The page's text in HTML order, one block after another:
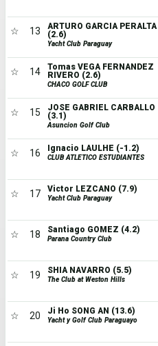
☆ 13
ARTURO GARCIA PERALTA
(2.6)
Yacht Club Paraguay
☆ 14
Tomas VEGA FERNANDEZ
RIVERO (2.6)
CHACO GOLF CLUB
☆ 15
JOSE GABRIEL CARBALLO
(3.1)
Asuncion Golf Club
☆ 16 Ignacio LAULHE (-1.2)
CLUB ATLETICO ESTUDIANTES
☆ 17 Victor LEZCANO (7.9)
Yacht Club Paraguay
☆ 18 Santiago GOMEZ (4.2)
Parana Country Club
☆ 19 SHIA NAVARRO (5.5)
The Club at Weston Hills
☆ 20 Ji Ho SONG AN (13.6)
Yacht y Golf Club Paraguayo